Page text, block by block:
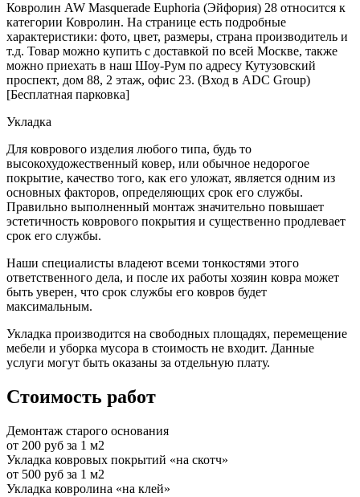
Ковролин AW Masquerade Euphoria (Эйфория) 28 относится к
категории Ковролин. На странице есть подробные
характеристики: фото, цвет, размеры, страна производитель и
т.д. Товар можно купить с доставкой по всей Москве, также
можно приехать в наш Шоу-Рум по адресу Кутузовский
проспект, дом 88, 2 этаж, офис 23. (Вход в ADC Group)
[Бесплатная парковка]
Укладка
Для коврового изделия любого типа, будь то
высокохудожественный ковер, или обычное недорогое
покрытие, качество того, как его уложат, является одним из
основных факторов, определяющих срок его службы.
Правильно выполненный монтаж значительно повышает
эстетичность коврового покрытия и существенно продлевает
срок его службы.
Наши специалисты владеют всеми тонкостями этого
ответственного дела, и после их работы хозяин ковра может
быть уверен, что срок службы его ковров будет
максимальным.
Укладка производится на свободных площадях, перемещение
мебели и уборка мусора в стоимость не входит. Данные
услуги могут быть оказаны за отдельную плату.
Стоимость работ
Демонтаж старого основания
от 200 руб за 1 м2
Укладка ковровых покрытий «на скотч»
от 500 руб за 1 м2
Укладка ковролина «на клей»